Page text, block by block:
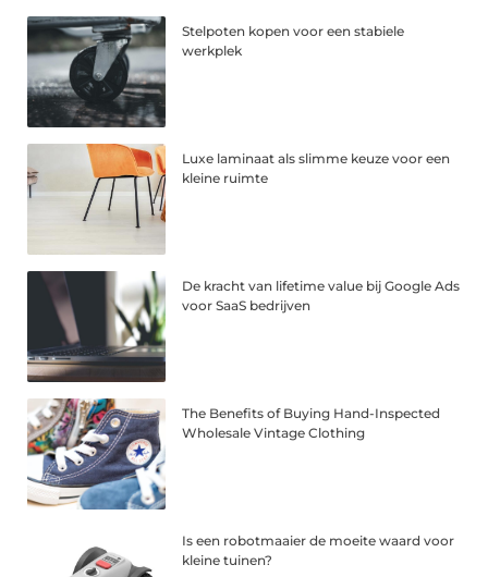
Stelpoten kopen voor een stabiele
werkplek
Luxe laminaat als slimme keuze voor een
kleine ruimte
De kracht van lifetime value bij Google Ads
voor SaaS bedrijven
The Benefits of Buying Hand-Inspected
Wholesale Vintage Clothing
Is een robotmaaier de moeite waard voor
kleine tuinen?